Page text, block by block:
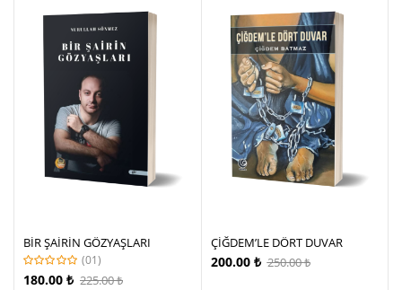
BİR ŞAİRİN GÖZYAŞLARI
(01)
225.00₺
180.00 ₺
ÇİĞDEM’LE DÖRT DUVAR
250.00₺
200.00 ₺